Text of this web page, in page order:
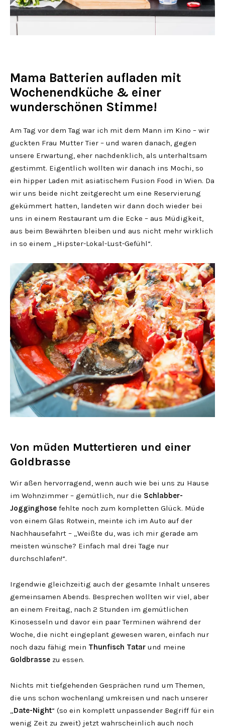
Mama Batterien aufladen mit
Wochenendküche & einer
wunderschönen Stimme!
Am Tag vor dem Tag war ich mit dem Mann im Kino – wir
guckten Frau Mutter Tier – und waren danach, gegen
unsere Erwartung, eher nachdenklich, als unterhaltsam
gestimmt. Eigentlich wollten wir danach ins Mochi, so
ein hipper Laden mit asiatischem Fusion Food in Wien. Da
wir uns beide nicht zeitgerecht um eine Reservierung
gekümmert hatten, landeten wir dann doch wieder bei
uns in einem Restaurant um die Ecke – aus Müdigkeit,
aus beim Bewährten bleiben und aus nicht mehr wirklich
in so einem „Hipster-Lokal-Lust-Gefühl“.
Von müden Muttertieren und einer
Goldbrasse
Wir aßen hervorragend, wenn auch wie bei uns zu Hause
im Wohnzimmer – gemütlich, nur die Schlabber-
Jogginghose fehlte noch zum kompletten Glück. Müde
von einem Glas Rotwein, meinte ich im Auto auf der
Nachhausefahrt – „Weißte du, was ich mir gerade am
meisten wünsche? Einfach mal drei Tage nur
durchschlafen!“.
Irgendwie gleichzeitig auch der gesamte Inhalt unseres
gemeinsamen Abends. Besprechen wollten wir viel, aber
an einem Freitag, nach 2 Stunden im gemütlichen
Kinosesseln und davor ein paar Terminen während der
Woche, die nicht eingeplant gewesen waren, einfach nur
noch dazu fähig mein Thunfisch Tatar und meine
Goldbrasse zu essen.
Nichts mit tiefgehenden Gesprächen rund um Themen,
die uns schon wochenlang umkreisen und nach unserer
„Date-Night“ (so ein komplett unpassender Begriff für ein
wenig Zeit zu zweit) jetzt wahrscheinlich auch noch